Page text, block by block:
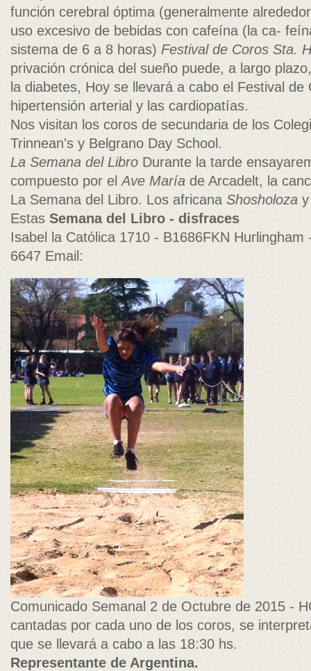
función cerebral óptima (generalmente
uso excesivo de bebidas con cafeína (la ca-
sistema de 6 a 8 horas) Festival de Coros Sta.
privación crónica del sueño puede, a largo
la diabetes, Hoy se llevará a cabo el Festival de
hipertensión arterial y las cardiopatías.
Nos visitan los coros de secundaria de los
Trinnean's y Belgrano Day School.
La Semana del Libro Durante la tarde
compuesto por elAve Maríade Arcadelt, la
La Semana del Libro. Los africana Shosholoza
EstasSemana del Libro - disfraces
Isabel la Católica 1710 - B1686FKN Hurlingham
6647 Email:
Comunicado Semanal 2 de Octubre de 2015 -
cantadas por cada uno de los coros, se
que se llevará a cabo a las 18:30 hs.
Representante de Argentina.